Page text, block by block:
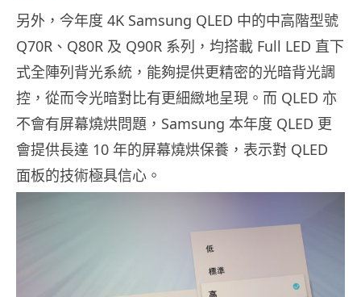
另外，今年度 4K Samsung QLED 中的中高階型號
Q70R、Q80R 及 Q90R 系列，均搭載 Full LED 直下
式全陣列背光系統，能夠提供更精密的光暗背光調
控，從而令光暗對比有更細緻地呈現。而 QLED 亦
不會有屏幕燒烘問題，Samsung 本年度 QLED 更
會提供長達 10 年的屏幕燒烘保養，表示對 QLED
面板的技術極具信心。